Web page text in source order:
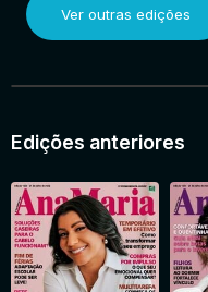
Ver outras edições
Edições anteriores